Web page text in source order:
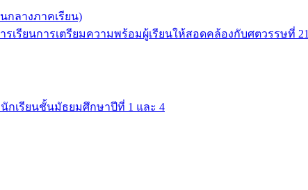
กลางภาคเรียน)
รียนการเตรียมความพร้อมผู้เรียนให้สอดคล้องกับศตวรรษที่ 21
นักเรียนชั้นมัธยมศึกษาปีที่ 1 และ 4